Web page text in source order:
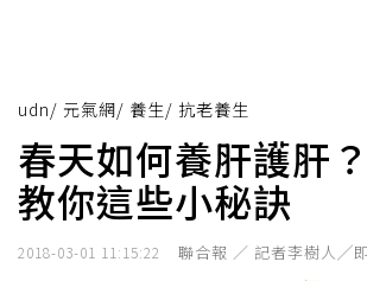
udn/ 元氣網/ 養生/ 抗老養生
春天如何養肝護肝
教你這些小秘訣
2018-03-01 11:15:22 聯合報 ／ 記者李樹人╱